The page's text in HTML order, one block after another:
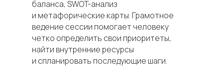
баланса, SWOT-анализ
и метафорические карты. Грамотное
ведение сессии помогает человеку
четко определить свои приоритеты,
найти внутренние ресурсы
и спланировать последующие шаги.